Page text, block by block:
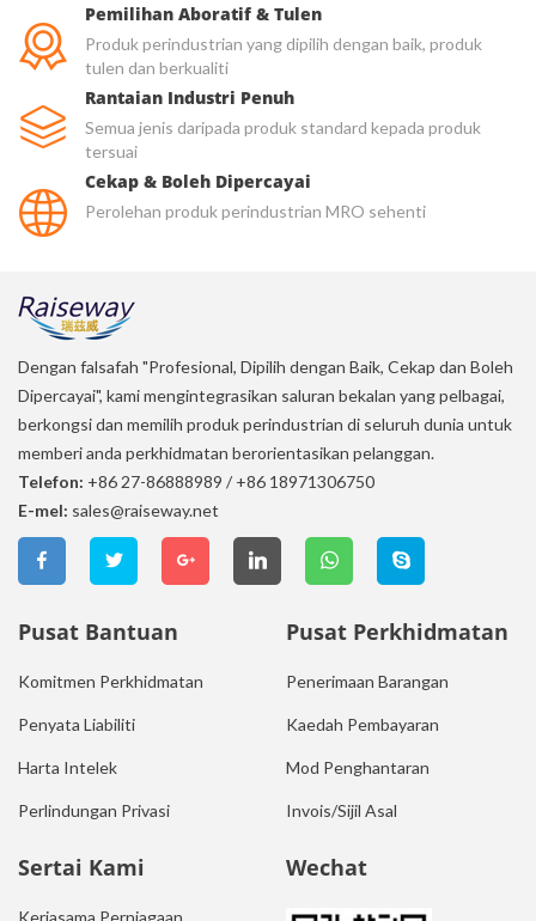
Pemilihan Aboratif & Tulen
Produk perindustrian yang dipilih dengan baik, produk
tulen dan berkualiti
Rantaian Industri Penuh
Semua jenis daripada produk standard kepada produk
tersuai
Cekap & Boleh Dipercayai
Perolehan produk perindustrian MRO sehenti
Dengan falsafah "Profesional, Dipilih dengan Baik, Cekap dan Boleh
Dipercayai", kami mengintegrasikan saluran bekalan yang pelbagai,
berkongsi dan memilih produk perindustrian di seluruh dunia untuk
memberi anda perkhidmatan berorientasikan pelanggan.
Telefon: +86 27-86888989 / +86 18971306750
E-mel: sales@raiseway.net
Pusat Bantuan
Komitmen Perkhidmatan
Penyata Liabiliti
Harta Intelek
Perlindungan Privasi
Pusat Perkhidmatan
Penerimaan Barangan
Kaedah Pembayaran
Mod Penghantaran
Invois/Sijil Asal
Sertai Kami Wechat